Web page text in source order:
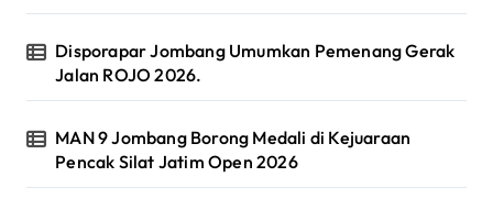
Disporapar Jombang Umumkan Pemenang Gerak
Jalan ROJO 2026.
MAN 9 Jombang Borong Medali di Kejuaraan
Pencak Silat Jatim Open 2026